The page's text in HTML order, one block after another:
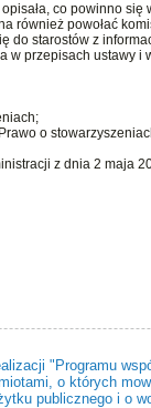
co powinno
również powołać
do starostów z
w przepisach ustawy
o
z dnia 2 maja
"Programu
o których
publicznego i o